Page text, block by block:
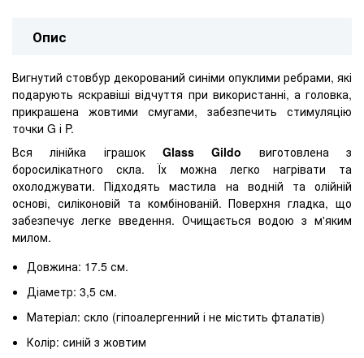
Опис
Вигнутий стовбур декорований синіми опуклими ребрами, які
подарують яскравіші відчуття при використанні, а головка,
прикрашена жовтими смугами, забезпечить стимуляцію
точки G і P.
Вся лінійка іграшок Glass Gildo виготовлена ​​з
боросилікатного скла. Їх можна легко нагрівати та
охолоджувати. Підходять мастила на водній та олійній
основі, силіконовій та комбінованій. Поверхня гладка, що
забезпечує легке введення. Очищається водою з м'яким
милом.
Довжина: 17.5 см.
Діаметр: 3,5 см.
Матеріал: скло (гіпоалергенний і не містить фталатів)
Колір: синій з жовтим